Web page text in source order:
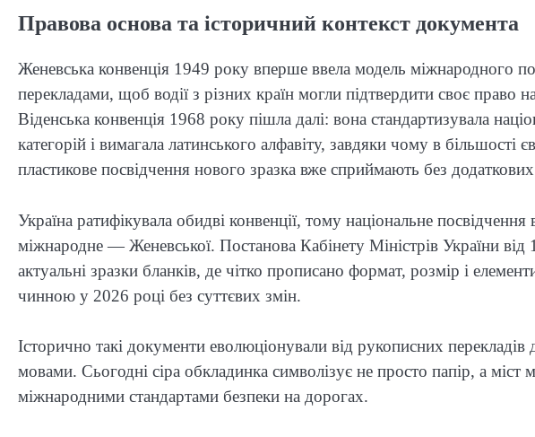
Правова основа та історичний контекст документа
Женевська конвенція 1949 року вперше ввела модель міжнародного
перекладами, щоб водії з різних країн могли підтвердити своє право
Віденська конвенція 1968 року пішла далі: вона стандартизувала
категорій і вимагала латинського алфавіту, завдяки чому в більшості
пластикове посвідчення нового зразка вже сприймають без додаткових
Україна ратифікувала обидві конвенції, тому національне посвідчення
міжнародне — Женевської. Постанова Кабінету Міністрів України
актуальні зразки бланків, де чітко прописано формат, розмір і
чинною у 2026 році без суттєвих змін.
Історично такі документи еволюціонували від рукописних перекладів
мовами. Сьогодні сіра обкладинка символізує не просто папір, а міст
міжнародними стандартами безпеки на дорогах.